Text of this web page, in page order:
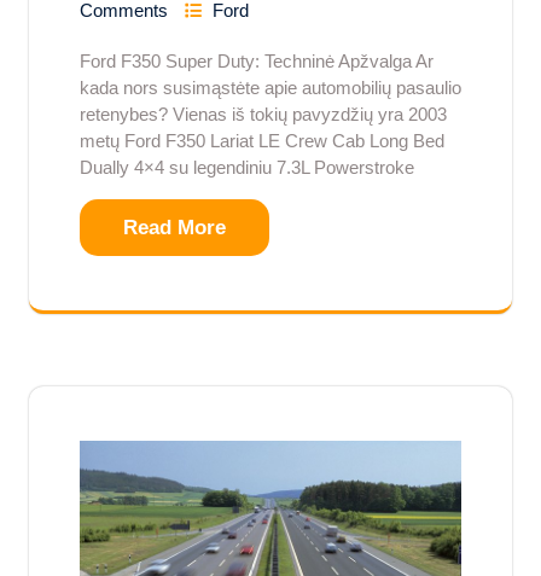
Comments
Ford
Ford F350 Super Duty: Techninė Apžvalga Ar
kada nors susimąstėte apie automobilių pasaulio
retenybes? Vienas iš tokių pavyzdžių yra 2003
metų Ford F350 Lariat LE Crew Cab Long Bed
Dually 4×4 su legendiniu 7.3L Powerstroke
Read More